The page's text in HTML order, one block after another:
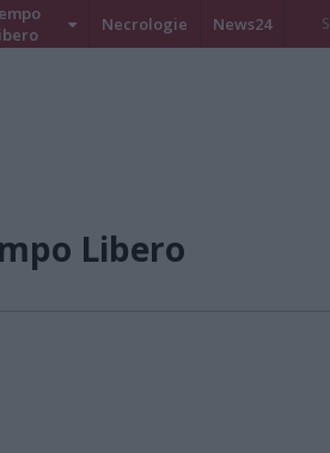
Necrologie News24
Libero